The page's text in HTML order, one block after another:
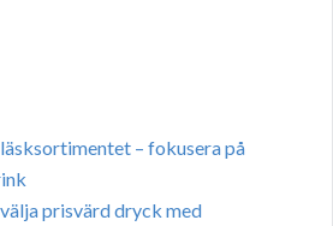
– fokusera på
prisvärd dryck med